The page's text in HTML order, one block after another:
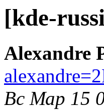
[kde-
Alexandre
Вс Мар 15